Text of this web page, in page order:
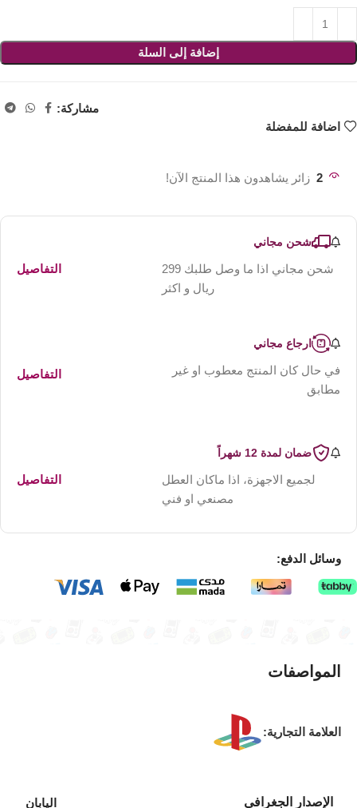
إضافة إلى السلة
مشاركة:
اضافة للمفضلة
2 زائر يشاهدون هذا المنتج الآن!
شحن مجاني
شحن مجاني اذا ما وصل طلبك 299
ريال و اكثر
التفاصيل
ارجاع مجاني
في حال كان المنتج معطوب او غير
مطابق
التفاصيل
ضمان لمدة 12 شهراً
لجميع الاجهزة، اذا ماكان العطل
مصنعي او فني
التفاصيل
وسائل الدفع:
المواصفات
العلامة التجارية:
الإصدار الجغرافي اليابان